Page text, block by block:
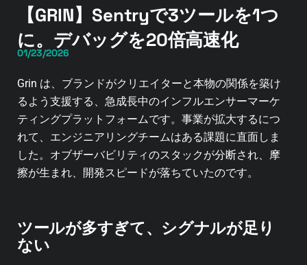
【GRIN】Sentryで3ツールを1つ
に。デバッグを20倍高速化
01/23/2026
Grin は、ブランドがクリエイターと本物の関係を築け
るよう支援する、急成長中のインフルエンサーマーケ
ティングプラットフォームです。事業が拡大するにつ
れて、エンジニアリングチームはある課題に直面しま
した。オブザーバビリティのスタックが分断され、摩
擦が生まれ、開発スピードが落ちていたのです。
ツールが多すぎて、シグナルが足り
ない